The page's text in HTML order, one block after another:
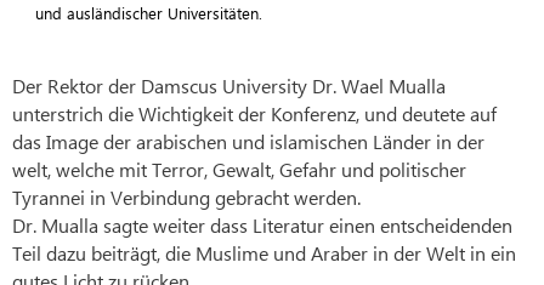
und ausländischer Universitäten.
Der Rektor der Damscus University Dr. Wael Mualla
unterstrich die Wichtigkeit der Konferenz, und deutete auf
das Image der arabischen und islamischen Länder in der
welt, welche mit Terror, Gewalt, Gefahr und politischer
Tyrannei in Verbindung gebracht werden.
Dr. Mualla sagte weiter dass Literatur einen entscheidenden
Teil dazu beiträgt, die Muslime und Araber in der Welt in ein